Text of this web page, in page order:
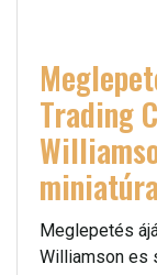
Trading
miniatúra
Meglepetés
Williamson es